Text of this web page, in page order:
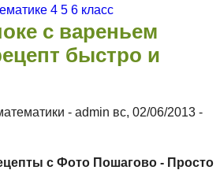
с вареньем
быстро и
- admin вс, 02/06/2013 -
с Фото Пошагово - Просто